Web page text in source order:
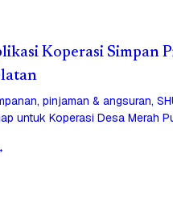
Koperasi Simpan
pinjaman & angsuran,
untuk Koperasi Desa Merah